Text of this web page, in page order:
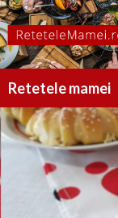
Retetele mamei
LA
CONȚINUT